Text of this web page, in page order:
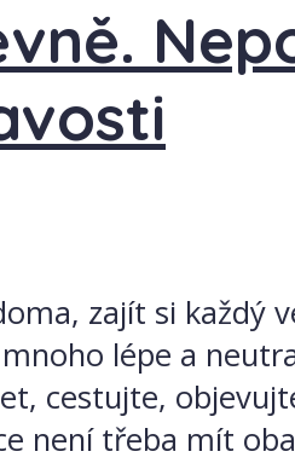
zajít si každý
lépe a
cestujte,
není třeba mít